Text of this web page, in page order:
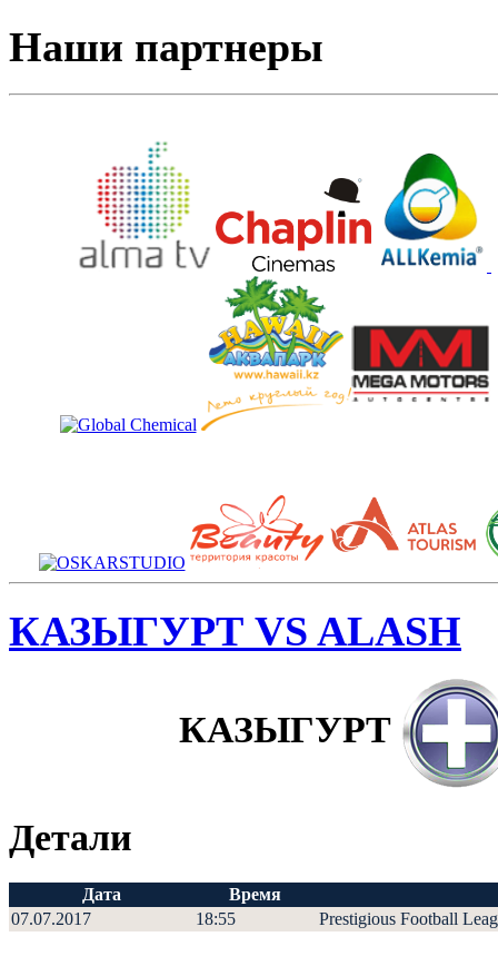
Наши партнеры
КАЗЫГУРТ VS ALASH
КАЗЫГУРТ
Детали
Дата
Время
07.07.2017
18:55 Prestigious Football